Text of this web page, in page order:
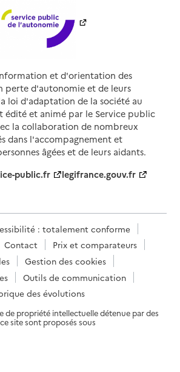
et d'orientation des
perte d'autonomie et de leurs
loi d'adaptation de la société au
édité et animé par le Service public
la collaboration de nombreux
dans l'accompagnement et
âgées et de leurs aidants.
public.fr
legifrance.gouv.fr
: totalement conforme
Contact
Prix et comparateurs
Gestion des cookies
Outils de communication
des évolutions
de propriété intellectuelle détenue par des
site sont proposés sous